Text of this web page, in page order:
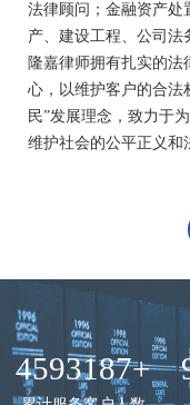
法律顾问；金融资产处
产、建设工程、公司法
隆嘉律师拥有扎实的
心， 以维护客户的合法
民”发展理念，致力于
维护社会的公平正义和
4593187+